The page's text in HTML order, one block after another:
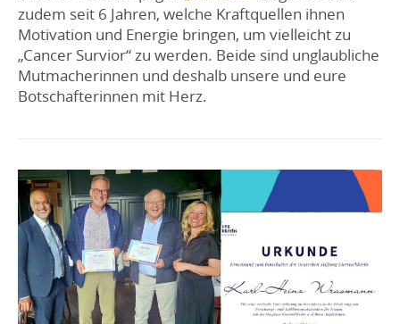
zudem seit 6 Jahren, welche Kraftquellen ihnen
Motivation und Energie bringen, um vielleicht zu
„Cancer Survior“ zu werden. Beide sind unglaubliche
Mutmacherinnen und deshalb unsere und eure
Botschafterinnen mit Herz.